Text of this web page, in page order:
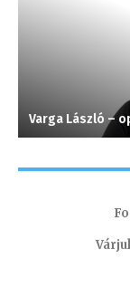
Varga László –